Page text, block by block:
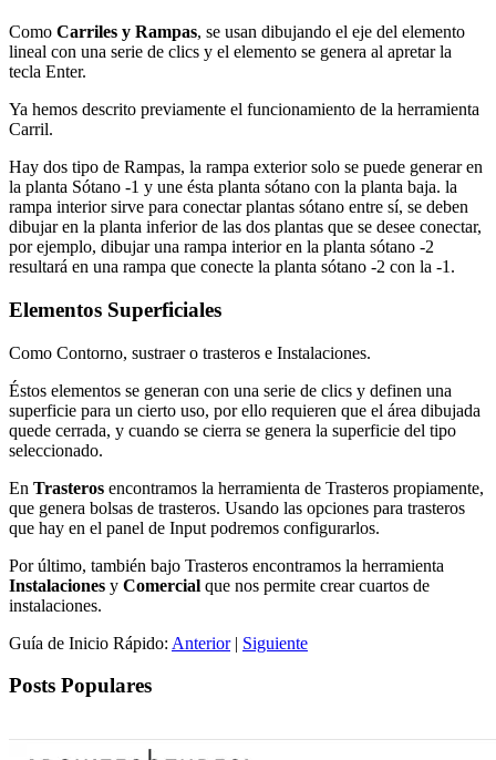
Como Carriles y Rampas, se usan dibujando el eje del elemento
lineal con una serie de clics y el elemento se genera al apretar la
tecla Enter.
Ya hemos descrito previamente el funcionamiento de la herramienta
Carril.
Hay dos tipo de Rampas, la rampa exterior solo se puede generar en
la planta Sótano -1 y une ésta planta sótano con la planta baja. la
rampa interior sirve para conectar plantas sótano entre sí, se deben
dibujar en la planta inferior de las dos plantas que se desee conectar,
por ejemplo, dibujar una rampa interior en la planta sótano -2
resultará en una rampa que conecte la planta sótano -2 con la -1.
Elementos Superficiales
Como Contorno, sustraer o trasteros e Instalaciones.
Éstos elementos se generan con una serie de clics y definen una
superficie para un cierto uso, por ello requieren que el área dibujada
quede cerrada, y cuando se cierra se genera la superficie del tipo
seleccionado.
En Trasteros encontramos la herramienta de Trasteros propiamente,
que genera bolsas de trasteros. Usando las opciones para trasteros
que hay en el panel de Input podremos configurarlos.
Por último, también bajo Trasteros encontramos la herramienta
Instalaciones y Comercial que nos permite crear cuartos de
instalaciones.
Guía de Inicio Rápido: Anterior| Siguiente
Posts Populares